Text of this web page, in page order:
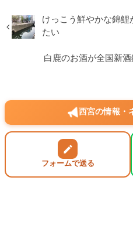
けっこう鮮やかな錦
たい
白鹿のお酒が全国新
西宮の情報・
フォームで送る